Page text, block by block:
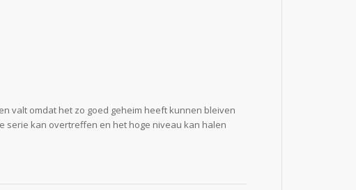
valt omdat het zo goed geheim heeft kunnen bleiven
serie kan overtreffen en het hoge niveau kan halen